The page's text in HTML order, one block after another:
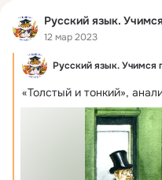
Русский язык.
12 мар 2023
Русский язык. Учимся
«Толстый и тонкий»,